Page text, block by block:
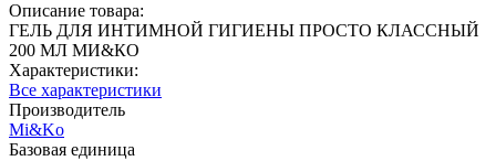
Описание товара:
ГЕЛЬ ДЛЯ ИНТИМНОЙ ГИГИЕНЫ ПРОСТО КЛАССНЫЙ
200 МЛ МИ&КО
Характеристики:
Все характеристики
Производитель
Mi&Ko
Базовая единица